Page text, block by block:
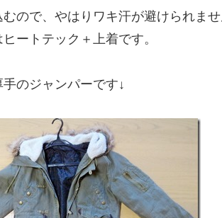
ので、やはりワキ汗が避けられま
ートテック＋上着です。
のジャンパーです↓